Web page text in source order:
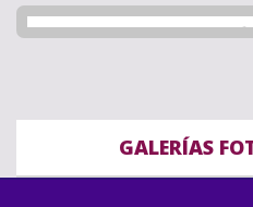
GALERÍAS